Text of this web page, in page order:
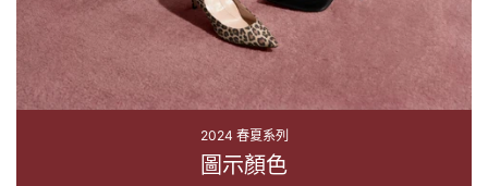
2024 春夏系列
圖示顏色